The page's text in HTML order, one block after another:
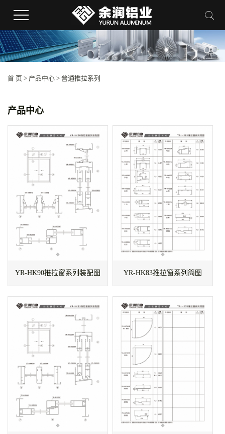
首 页 > 产品中心 > 普通推拉系列
产品中心
YR-HK90推拉窗系列装配图 YR-HK83推拉窗系列简图